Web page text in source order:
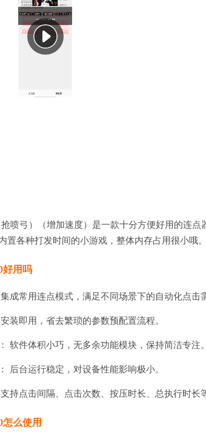
喷弓）（增加速度）是一款十分方便好用的连
置各种打发时间的小游戏，整体内存占用很小哦。
好用吗
成常用连点模式，满足不同场景下的自动化点击
装即用，省去繁琐的参数预配置流程。
软件体积小巧，无多余功能模块，保持简洁专注。
后台运行稳定，对设备性能影响极小。
持点击间隔、点击次数、按压时长、总执行时长
怎么使用